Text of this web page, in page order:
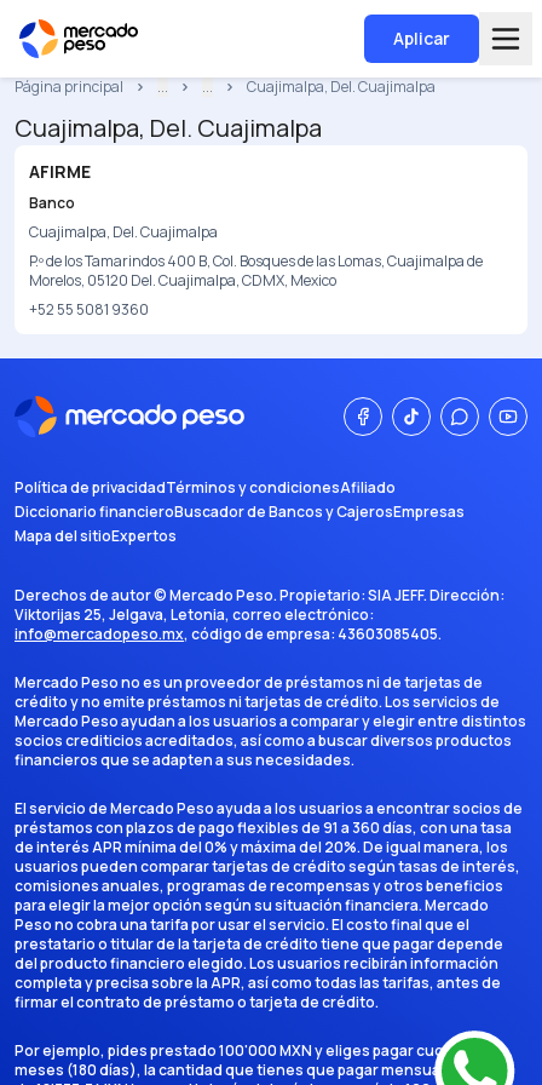
Aplicar
Página principal ... ... Cuajimalpa, Del. Cuajimalpa
Cuajimalpa, Del. Cuajimalpa
AFIRME
Banco
Cuajimalpa, Del. Cuajimalpa
P.º de los Tamarindos 400 B, Col. Bosques de las Lomas, Cuajimalpa de
Morelos, 05120 Del. Cuajimalpa, CDMX, Mexico
+52 55 5081 9360
Política de privacidadTérminos y condicionesAfiliado
Diccionario financieroBuscador de Bancos y CajerosEmpresas
Mapa del sitioExpertos
Derechos de autor ©Mercado Peso. Propietario:SIA JEFF. Dirección:
Viktorijas 25, Jelgava, Letonia, correo electrónico:
info@mercadopeso.mx, código de empresa: 43603085405.
Mercado Peso no es un proveedor de préstamos ni de tarjetas de
crédito y no emite préstamos ni tarjetas de crédito. Los servicios de
Mercado Peso ayudan a los usuarios a comparar y elegir entre distintos
socios crediticios acreditados, así como a buscar diversos productos
financieros que se adapten a sus necesidades.
El servicio de Mercado Peso ayuda a los usuarios a encontrar socios de
préstamos con plazos de pago flexibles de 91 a 360 días, con una tasa
de interés APR mínima del 0% y máxima del 20%. De igual manera, los
usuarios pueden comparar tarjetas de crédito según tasas de interés,
comisiones anuales, programas de recompensas y otros beneficios
para elegir la mejor opción según su situación financiera. Mercado
Peso no cobra una tarifa por usar el servicio. El costo final que el
prestatario o titular de la tarjeta de crédito tiene que pagar depende
del producto financiero elegido. Los usuarios recibirán información
completa y precisa sobre la APR, así como todas las tarifas, antes de
firmar el contrato de préstamo o tarjeta de crédito.
Por ejemplo, pides prestado 100'000 MXN y eliges pagar cuotas en 6
meses (180 días), la cantidad que tienes que pagar mensualmente es